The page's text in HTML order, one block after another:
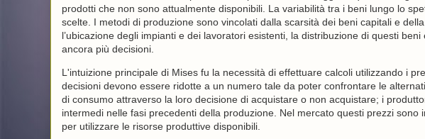
prodotti che non sono attualmente disponibili. La variabilità tra i beni lungo lo
scelte. I metodi di produzione sono vincolati dalla scarsità dei beni capitali e
l’ubicazione degli impianti e dei lavoratori esistenti, la distribuzione di questi
ancora più decisioni.
L'intuizione principale di Mises fu la necessità di effettuare calcoli utilizzando i
decisioni devono essere ridotte a un numero tale da poter confrontare le
di consumo attraverso la loro decisione di acquistare o non acquistare; i
intermedi nelle fasi precedenti della produzione. Nel mercato questi prezzi
per utilizzare le risorse produttive disponibili.